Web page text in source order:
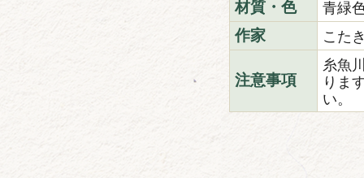
材質・色 青緑
作家 こた
注意事項
糸魚
りま
い。